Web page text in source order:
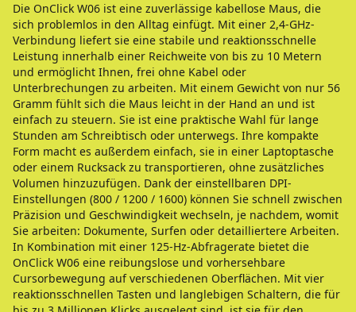
Die OnClick W06 ist eine zuverlässige kabellose Maus, die
sich problemlos in den Alltag einfügt. Mit einer 2,4-GHz-
Verbindung liefert sie eine stabile und reaktionsschnelle
Leistung innerhalb einer Reichweite von bis zu 10 Metern
und ermöglicht Ihnen, frei ohne Kabel oder
Unterbrechungen zu arbeiten. Mit einem Gewicht von nur 56
Gramm fühlt sich die Maus leicht in der Hand an und ist
einfach zu steuern. Sie ist eine praktische Wahl für lange
Stunden am Schreibtisch oder unterwegs. Ihre kompakte
Form macht es außerdem einfach, sie in einer Laptoptasche
oder einem Rucksack zu transportieren, ohne zusätzliches
Volumen hinzuzufügen. Dank der einstellbaren DPI-
Einstellungen (800 / 1200 / 1600) können Sie schnell zwischen
Präzision und Geschwindigkeit wechseln, je nachdem, womit
Sie arbeiten: Dokumente, Surfen oder detailliertere Arbeiten.
In Kombination mit einer 125-Hz-Abfragerate bietet die
OnClick W06 eine reibungslose und vorhersehbare
Cursorbewegung auf verschiedenen Oberflächen. Mit vier
reaktionsschnellen Tasten und langlebigen Schaltern, die für